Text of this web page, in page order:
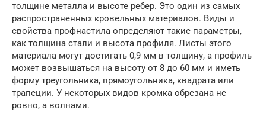
толщине металла и высоте ребер. Это один из самых
распространенных кровельных материалов. Виды и
свойства профнастила определяют такие параметры,
как толщина стали и высота профиля. Листы этого
материала могут достигать 0,9 мм в толщину, а профиль
может возвышаться на высоту от 8 до 60 мм и иметь
форму треугольника, прямоугольника, квадрата или
трапеции. У некоторых видов кромка обрезана не
ровно, а волнами.